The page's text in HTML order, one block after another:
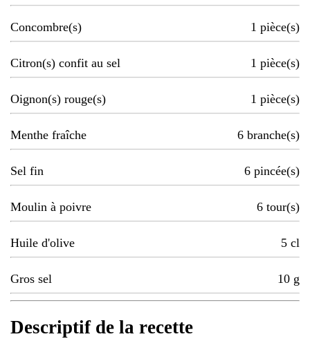
Concombre(s) 1 pièce(s)
Citron(s) confit au sel 1 pièce(s)
Oignon(s) rouge(s) 1 pièce(s)
Menthe fraîche 6 branche(s)
Sel fin 6 pincée(s)
Moulin à poivre 6 tour(s)
Huile d'olive 5 cl
Gros sel 10 g
Descriptif de la recette